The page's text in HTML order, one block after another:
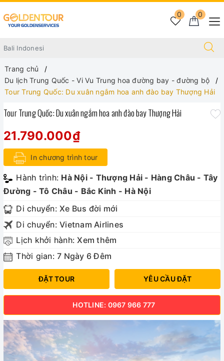
0
0
Trang chủ
Du lịch Trung Quốc - Vi Vu Trung hoa đường bay - đường bộ
Tour Trung Quốc: Du xuân ngắm hoa anh đào bay Thượng Hải
Tour Trung Quốc: Du xuân ngắm hoa anh đào bay Thượng Hải
21.790.000₫
In chương trình tour
Hành trình: Hà Nội - Thượng Hải - Hàng Châu - Tây
Đường - Tô Châu - Bắc Kinh - Hà Nội
Di chuyển: Xe Bus đời mới
Di chuyển: Vietnam Airlines
Lịch khởi hành:Xem thêm
Thời gian: 7 Ngày 6 Đêm
ĐẶT TOUR YÊU CẦU ĐẶT
HOTLINE: 0967 966 777